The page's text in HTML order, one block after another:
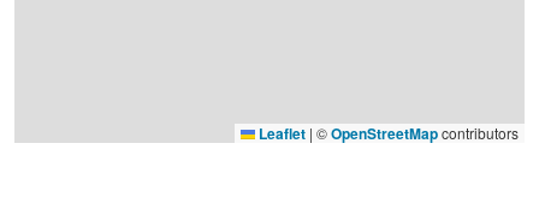
Leaflet | ©OpenStreetMapcontributors